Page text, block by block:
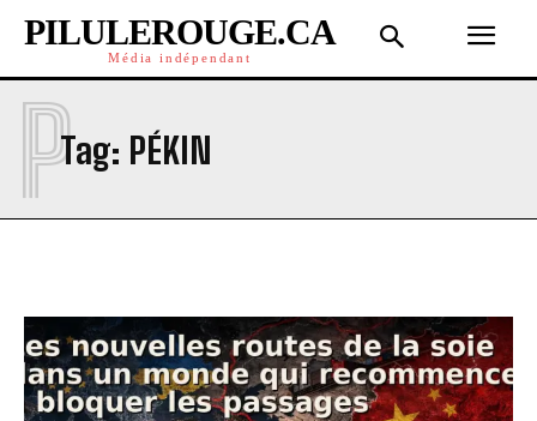
PILULEROUGE.CA
Média indépendant
Tag: PÉKIN
P